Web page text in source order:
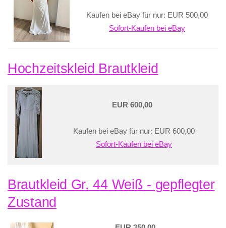
Kaufen bei eBay für nur: EUR 500,00
Sofort-Kaufen bei eBay
Hochzeitskleid Brautkleid
EUR 600,00
Kaufen bei eBay für nur: EUR 600,00
Sofort-Kaufen bei eBay
Brautkleid Gr. 44 Weiß - gepflegter
Zustand